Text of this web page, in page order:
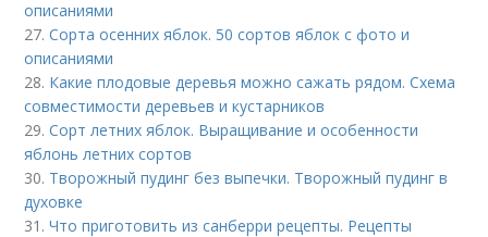
описаниями
27.Сорта осенних яблок. 50 сортов яблок с фото и
описаниями
28. Какие плодовые деревья можно сажать рядом. Схема
совместимости деревьев и кустарников
29.Сорт летних яблок. Выращивание и особенности
яблонь летних сортов
30. Творожный пудинг без выпечки. Творожный пудинг в
духовке
31.Что приготовить из санберри рецепты. Рецепты